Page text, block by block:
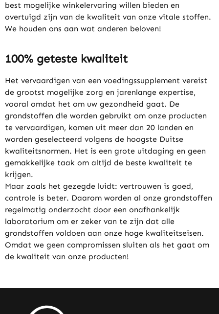
best mogelijke winkelervaring willen bieden en
overtuigd zijn van de kwaliteit van onze vitale stoffen.
We houden ons aan wat anderen beloven!
100% geteste kwaliteit
Het vervaardigen van een voedingssupplement vereist
de grootst mogelijke zorg en jarenlange expertise,
vooral omdat het om uw gezondheid gaat. De
grondstoffen die worden gebruikt om onze producten
te vervaardigen, komen uit meer dan 20 landen en
worden geselecteerd volgens de hoogste Duitse
kwaliteitsnormen. Het is een grote uitdaging en geen
gemakkelijke taak om altijd de beste kwaliteit te
krijgen.
Maar zoals het gezegde luidt: vertrouwen is goed,
controle is beter. Daarom worden al onze grondstoffen
regelmatig onderzocht door een onafhankelijk
laboratorium om er zeker van te zijn dat alle
grondstoffen voldoen aan onze hoge kwaliteitseisen.
Omdat we geen compromissen sluiten als het gaat om
de kwaliteit van onze producten!